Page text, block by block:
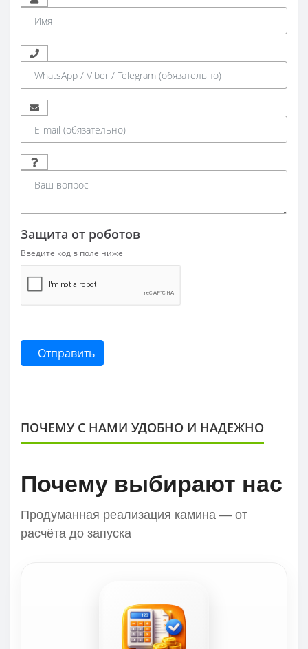
Защита от роботов
Введите код в поле ниже
Отправить
ПОЧЕМУ С НАМИ УДОБНО И НАДЕЖНО
Почему выбирают нас
Продуманная реализация камина — от
расчёта до запуска